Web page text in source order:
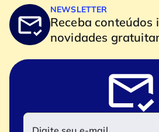
NEWSLETTER
Receba conteúdos
novidades